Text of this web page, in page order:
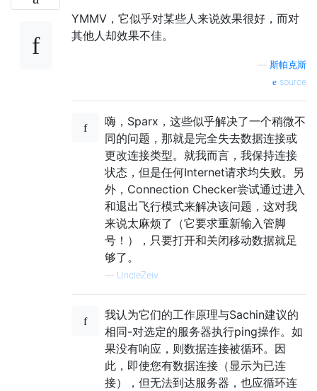
YMMV，它似乎对某些人来说效果很好，而对
其他人却效果不佳。
斯帕克斯
source
嗨，Sparx，这些似乎解决了一个稍微不
同的问题，那就是完全失去数据连接或
更改连接类型。就我而言，我保持连接
状态，但是任何Internet请求均失败。另
外，Connection Checker尝试通过进入
和退出飞行模式来解决该问题，这对我
来说太麻烦了（它要求重新输入管脚
号！），只要打开和关闭移动数据就足
够了。
— UncleZeiv
我认为它们的工作原理与Sachin建议的
相同-对选定的服务器执行ping操作。如
果没有响应，则数据连接被循环。因
此，即使您有数据连接（显示为已连
接），但无法到达服务器，也应循环连